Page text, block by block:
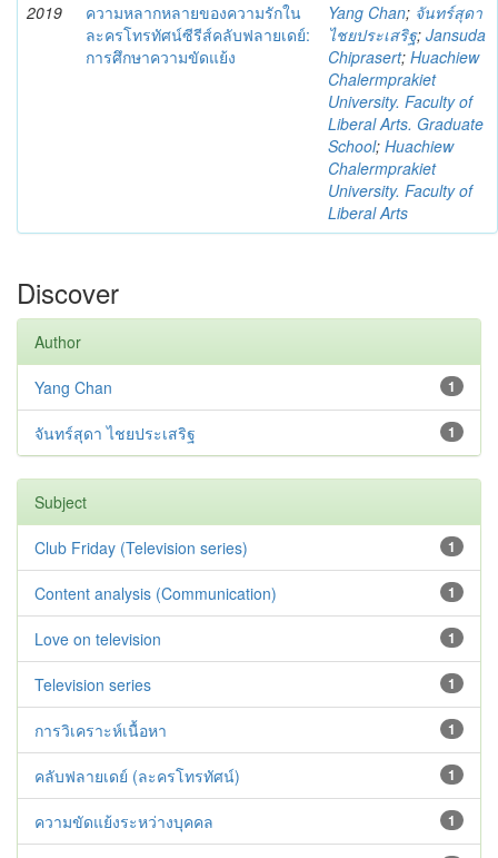
2019
ความหลากหลายของความรักใน
ละครโทรทัศน์ซีรีส์คลับฟลายเดย์:
การศึกษาความขัดแย้ง
Yang Chan; จันทร์สุดา
ไชยประเสริฐ; Jansuda
Chiprasert; Huachiew
Chalermprakiet
University. Faculty of
Liberal Arts. Graduate
School; Huachiew
Chalermprakiet
University. Faculty of
Liberal Arts
Discover
Author
1
Yang Chan
1
จันทร์สุดา ไชยประเสริฐ
Subject
1
Club Friday (Television series)
1
Content analysis (Communication)
1
Love on television
1
Television series
1
การวิเคราะห์เนื้อหา
1
คลับฟลายเดย์ (ละครโทรทัศน์)
1
ความขัดแย้งระหว่างบุคคล